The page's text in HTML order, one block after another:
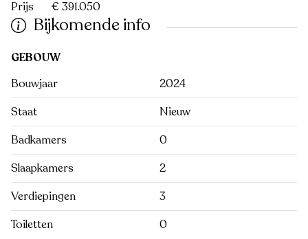
Prijs € 391.050
Bijkomende info
GEBOUW
Bouwjaar
2024
Staat
Nieuw
Badkamers
0
Slaapkamers
2
Verdiepingen
3
Toiletten
0